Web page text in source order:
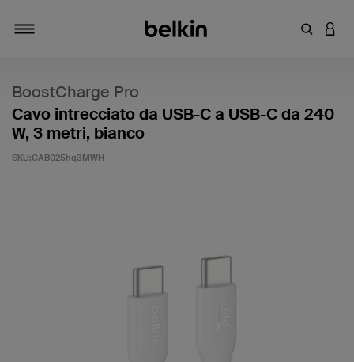
Inserisci
BoostCharge Pro
Cavo intrecciato da USB-C a USB-C da 240
W, 3 metri, bianco
SKU:CAB025hq3MWH